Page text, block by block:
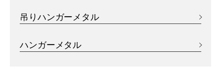
吊りハンガーメタル
ハンガーメタル